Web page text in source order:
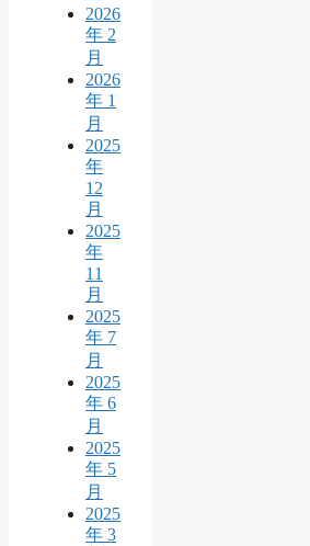
2026
年 2
月
2026
年 1
月
2025
年
12
月
2025
年
11
月
2025
年 7
月
2025
年 6
月
2025
年 5
月
2025
年 3